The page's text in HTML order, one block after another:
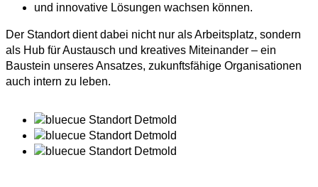
und innovative Lösungen wachsen können.
Der Standort dient dabei nicht nur als Arbeitsplatz, sondern
als Hub für Austausch und kreatives Miteinander – ein
Baustein unseres Ansatzes, zukunftsfähige Organisationen
auch intern zu leben.